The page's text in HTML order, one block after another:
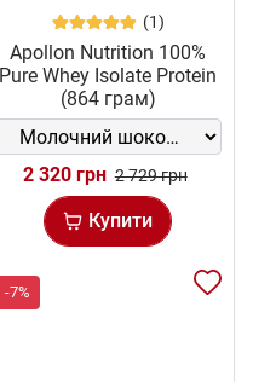
(1)
Apollon Nutrition 100%
Pure Whey Isolate Protein
(864 грам)
2 320 грн 2 729 грн
Купити
-7%